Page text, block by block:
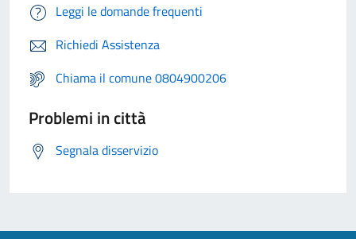
Leggi le domande frequenti
Richiedi Assistenza
Chiama il comune 0804900206
Problemi in città
Segnala disservizio